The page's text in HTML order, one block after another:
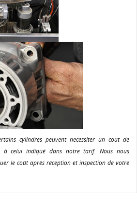
cylindres peuvent nécessiter un coût de
à celui indiqué dans notre tarif. Nous nous
le coût après réception et inspection de votre